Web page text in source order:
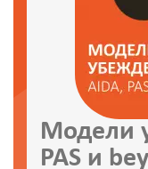
Модели
PAS и